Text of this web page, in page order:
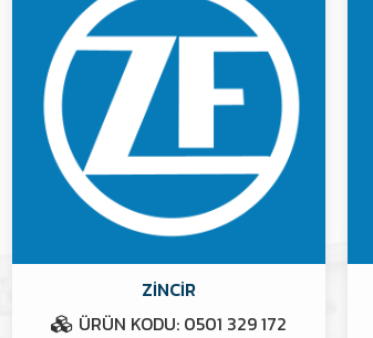
ZİNCİR
ÜRÜN KODU: 0501 329 172